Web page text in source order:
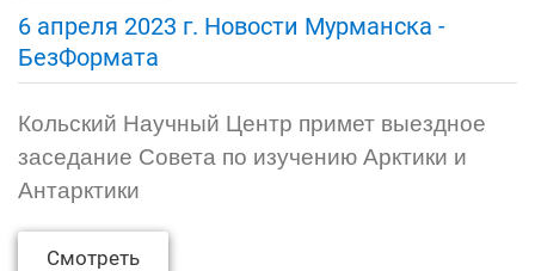
6 апреля 2023 г. Новости Мурманска -
БезФормата
Кольский Научный Центр примет выездное
заседание Совета по изучению Арктики и
Антарктики
Смотреть